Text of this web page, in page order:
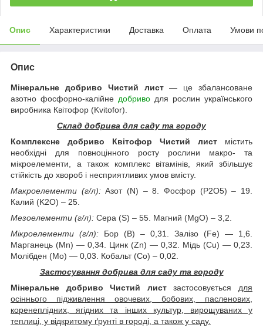
Опис Характеристики Доставка Оплата Умови
Опис
Мінеральне добриво Чистий лист— це збалансоване
азотно фосфорно-калійне добриво для рослин українського
виробника Квітофор (Kvitofor).
Склад добрива для саду та городу
Комплексне добриво Квітофор Чистий лист містить
необхідні для повноцінного росту рослини макро- та
мікроелементи, а також комплекс вітамінів, який збільшує
стійкість до хвороб і несприятливих умов вмісту.
Макроелементи (г/л):Азот (N) – 8. Фосфор (P2О5) – 19.
Калий (K2О) – 25.
Мезоелементи (г/л): Сера (S) – 55. Магний (MgO) – 3,2.
Мікроелементи (г/л): Бор (В) – 0,31. Залізо (Fe) — 1,6.
Марганець (Мn) — 0,34. Цинк (Zn) — 0,32. Мідь (Cu) — 0,23.
Молібден (Мо) — 0,03. Кобальт (Со) – 0,02.
Застосування добрива для саду та городу
Мінеральне добриво Чистий листзастосовується для
осіннього підживлення овочевих, бобових, пасленових,
коренеплідних, ягідних та інших культур, вирощуваних у
теплиці, у відкритому ґрунті в городі, а також у саду.